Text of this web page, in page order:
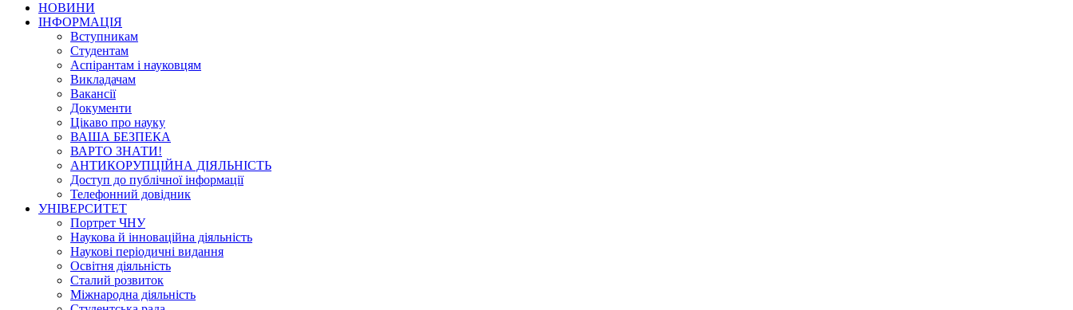
НОВИНИ
ІНФОРМАЦІЯ
Вступникам
Студентам
Аспірантам і науковцям
Викладачам
Вакансії
Документи
Цікаво про науку
ВАША БЕЗПЕКА
ВАРТО ЗНАТИ!
АНТИКОРУПЦІЙНА ДІЯЛЬНІСТЬ
Доступ до публічної інформації
Телефонний довідник
УНІВЕРСИТЕТ
Портрет ЧНУ
Наукова й інноваційна діяльність
Наукові періодичні видання
Освітня діяльність
Сталий розвиток
Міжнародна діяльність